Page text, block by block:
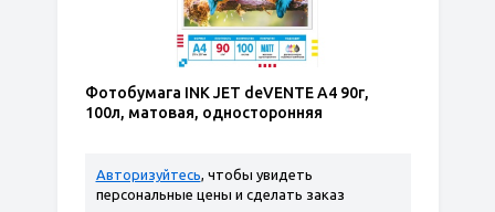
Фотобумага INK JET deVENTE A4 90г,
100л, матовая, односторонняя
Авторизуйтесь, чтобы увидеть
персональные цены и сделать заказ